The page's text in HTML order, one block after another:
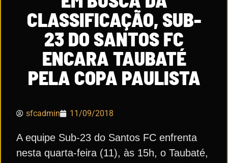
CLASSIFICAÇÃO, SUB-
23 DO SANTOS FC
ENCARA TAUBATÉ
PELA COPA PAULISTA
sfcadmin 11/09/2018
A equipe Sub-23 do Santos FC enfrenta
nesta quarta-feira (11), às 15h, o Taubaté,